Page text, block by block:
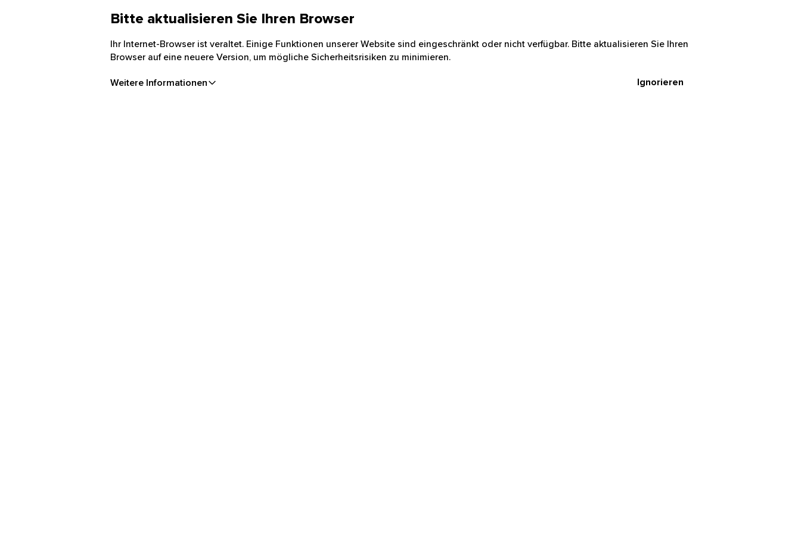
Bitte aktualisieren Sie Ihren Browser
Ihr Internet-Browser ist veraltet. Einige Funktionen unserer Website sind eingeschränkt oder nicht verfügbar. Bitte aktualisieren Sie Ihren
Browser auf eine neuere Version, um mögliche Sicherheitsrisiken zu minimieren.
Weitere Informationen Ignorieren